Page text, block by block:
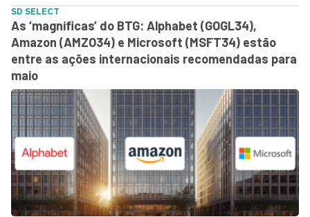
SD SELECT
As ‘magníficas’ do BTG: Alphabet (GOGL34),
Amazon (AMZO34) e Microsoft (MSFT34) estão
entre as ações internacionais recomendadas para
maio